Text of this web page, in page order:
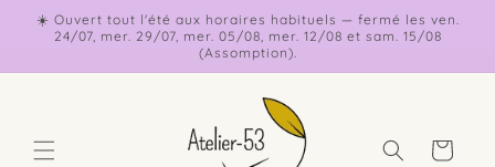
passer
☀️ Ouvert tout l'été aux horaires habituels — fermé les ven.
24/07, mer. 29/07, mer. 05/08, mer. 12/08 et sam. 15/08
(Assomption).
Panier